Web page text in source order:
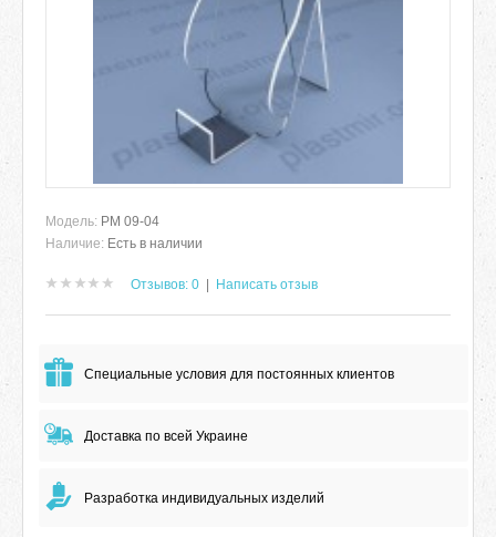
Модель: РМ 09-04
Наличие: Есть в наличии
Отзывов: 0 Написать отзыв
Специальные условия для постоянных клиентов
Доставка по всей Украине
Разработка индивидуальных изделий